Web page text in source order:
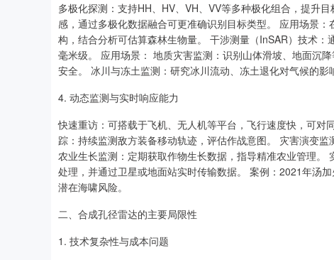
多极化探测：支持HH、HV、VH、VV等多种极化组合，提升
感，通过多极化数据融合可更准确识别目标类型。 应用场景
构，结合分析可估算森林生物量。 干涉测量（InSAR）技术
毫米级。 应用场景： 地质灾害监测：识别山体滑坡、地面沉
安全。 冰川与冻土监测：研究冰川流动、冻土退化对气候的影
4. 动态监测与实时响应能力
快速重访：可搭载于飞机、无人机等平台，飞行速度快，可
踪：持续监测敌方装备移动轨迹，评估作战意图。 灾害演变
农业生长监测：定期获取作物生长数据，指导精准农业管理
处理，并通过卫星或地面站实时传输数据。 案例：2021年汤
潜在海啸风险。
二、合成孔径雷达的主要局限性
1. 技术复杂性与成本问题